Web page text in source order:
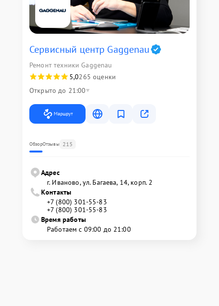
Сервисный центр Gaggenau
Ремонт техники Gaggenau
5,0265 оценки
Открыто до 21:00
Маршрут
ОбзорОтзывы 215
Адрес
г. Иваново, ул. Багаева, 14, корп. 2
Контакты
+7 (800) 301-55-83
+7 (800) 301-55-83
Время работы
Работаем с 09:00 до 21:00